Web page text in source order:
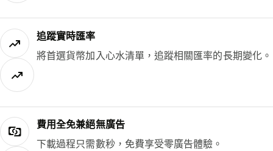
追蹤實時匯率
將首選貨幣加入心水清單，追蹤相關匯率的長期變化。
費用全免兼絕無廣告
下載過程只需數秒，免費享受零廣告體驗。